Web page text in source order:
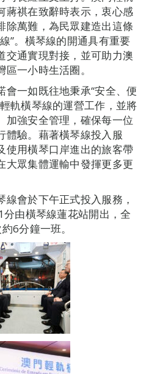
蔣祺在致辭時表示，衷心感
除萬難，為民眾建造出這條
”。橫琴線的開通具有重要
交通實現對接，並可助力澳
一小時生活圈。
一如既往地秉承“安全、便
軌橫琴線的運營工作，並將
加強安全管理，確保每一位
體驗。藉著橫琴線投入服
使用橫琴口岸進出的旅客帶
大眾集體運輸中發揮更多更
會於下午正式投入服務，
由橫琴線蓮花站開出，全
6分鐘一班。